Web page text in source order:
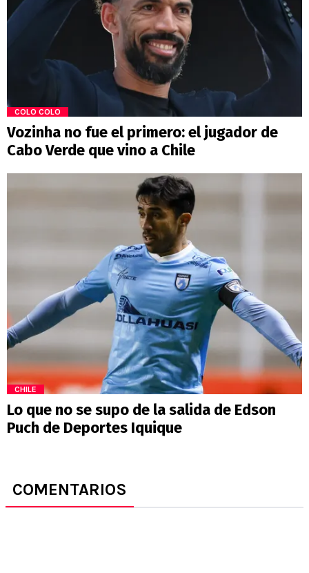
COLO COLO
Vozinha no fue el primero: el jugador de
Cabo Verde que vino a Chile
CHILE
Lo que no se supo de la salida de Edson
Puch de Deportes Iquique
COMENTARIOS